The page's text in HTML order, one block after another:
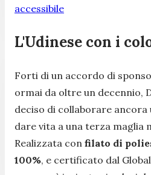
accessibile
L'Udinese con i
Forti di un accordo di
ormai da oltre un decennio,
deciso di collaborare
dare vita a una terza maglia
Realizzata con filato di
100%, e certificato dal